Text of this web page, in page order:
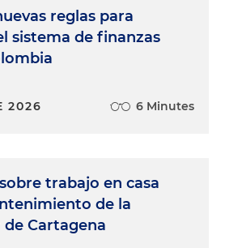
reglas para
sistema de finanzas
2026 6 Minutes
trabajo en casa
de la
Cartagena